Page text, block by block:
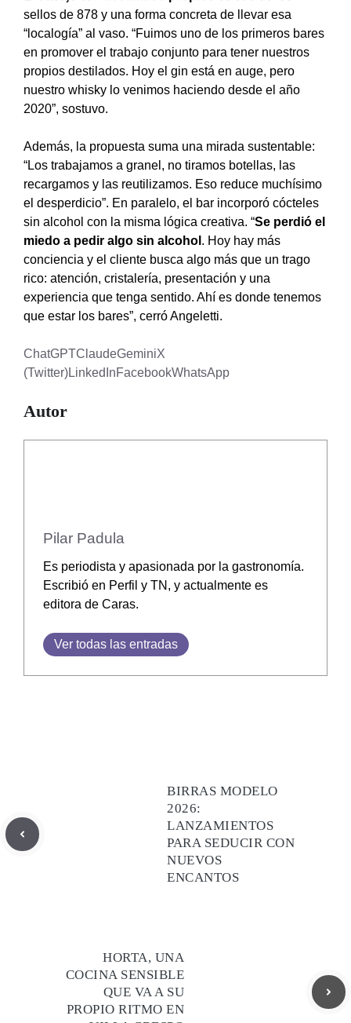
sellos de 878 y una forma concreta de llevar esa
“localogía” al vaso. “Fuimos uno de los primeros bares
en promover el trabajo conjunto para tener nuestros
propios destilados. Hoy el gin está en auge, pero
nuestro whisky lo venimos haciendo desde el año
2020”, sostuvo.
Además, la propuesta suma una mirada sustentable:
“Los trabajamos a granel, no tiramos botellas, las
recargamos y las reutilizamos. Eso reduce muchísimo
el desperdicio”. En paralelo, el bar incorporó cócteles
sin alcohol con la misma lógica creativa. “Se perdió el
miedo a pedir algo sin alcohol . Hoy hay más
conciencia y el cliente busca algo más que un trago
rico: atención, cristalería, presentación y una
experiencia que tenga sentido. Ahí es donde tenemos
que estar los bares”, cerró Angeletti.
ChatGPTClaudeGeminiX
(Twitter)LinkedInFacebookWhatsApp
Autor
Pilar Padula
Es periodista y apasionada por la gastronomía.
Escribió en Perfil y TN, y actualmente es
editora de Caras.
Ver todas las entradas
BIRRAS MODELO
2026:
LANZAMIENTOS
PARA SEDUCIR CON
NUEVOS
ENCANTOS
HORTA, UNA
COCINA SENSIBLE
QUE VA A SU
PROPIO RITMO EN